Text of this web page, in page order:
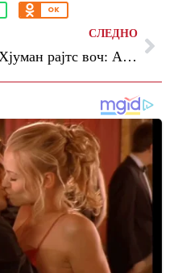
OK
СЛЕДНО
Хјуман рајтс воч: Апсењето демонстранти во Лондон е исклучително загрижувачко